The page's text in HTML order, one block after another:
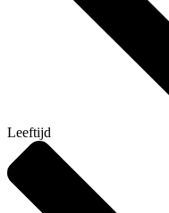
Leeftijd